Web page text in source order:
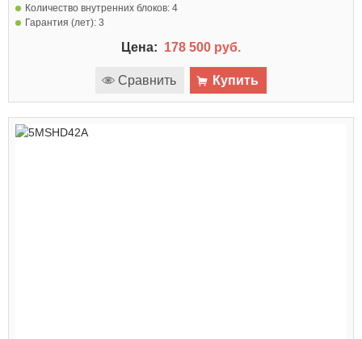
Количество внутренних блоков: 4
Гарантия (лет): 3
Цена: 178 500 руб.
Сравнить Купить